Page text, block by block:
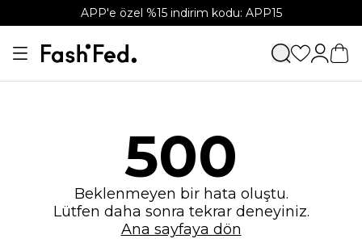
APP'e özel %15 indirim kodu: APP15
500
Beklenmeyen bir hata oluştu.
Lütfen daha sonra tekrar deneyiniz.
Ana sayfaya dön